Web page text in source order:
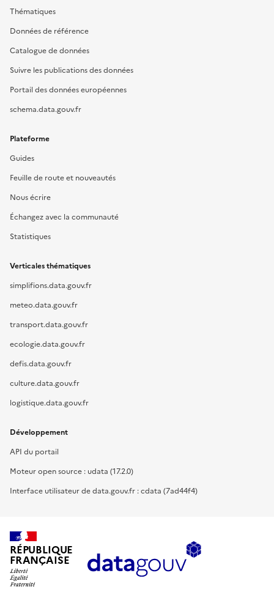
Thématiques
Données de référence
Catalogue de données
Suivre les publications des données
Portail des données européennes
schema.data.gouv.fr
Plateforme
Guides
Feuille de route et nouveautés
Nous écrire
Échangez avec la communauté
Statistiques
Verticales thématiques
simplifions.data.gouv.fr
meteo.data.gouv.fr
transport.data.gouv.fr
ecologie.data.gouv.fr
defis.data.gouv.fr
culture.data.gouv.fr
logistique.data.gouv.fr
Développement
API du portail
Moteur open source : udata (17.2.0)
Interface utilisateur de data.gouv.fr : cdata (7ad44f4)
RÉPUBLIQUE
FRANÇAISE